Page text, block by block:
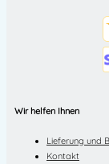
Wir helfen Ihnen
Lieferung und
Kontakt